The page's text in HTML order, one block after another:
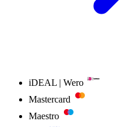
iDEAL | Wero
Mastercard
Maestro